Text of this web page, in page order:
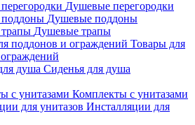
Душевые перегородки
Душевые поддоны
Душевые трапы
Товары для
Сиденья для душа
Комплекты с унитазами
Инсталляции для